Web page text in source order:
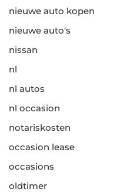
nieuwe auto kopen
nieuwe auto's
nissan
nl
nl autos
nl occasion
notariskosten
occasion lease
occasions
oldtimer